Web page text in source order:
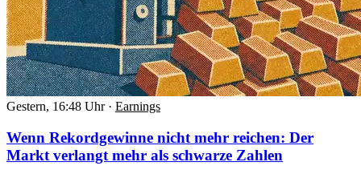
Gestern, 16:48 Uhr · Earnings
Wenn Rekordgewinne nicht mehr reichen: Der
Markt verlangt mehr als schwarze Zahlen